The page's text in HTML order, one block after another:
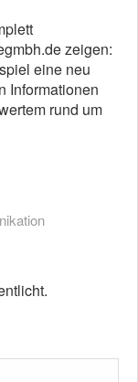
zeigen:
eine neu
Informationen
rund um